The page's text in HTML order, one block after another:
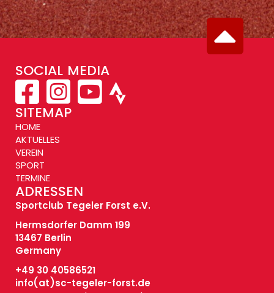
SOCIAL MEDIA
SITEMAP
HOME
AKTUELLES
VEREIN
SPORT
TERMINE
ADRESSEN
Sportclub Tegeler Forst e.V.
Hermsdorfer Damm 199
13467 Berlin
Germany
+49 30 40586521
info(at)sc-tegeler-forst.de